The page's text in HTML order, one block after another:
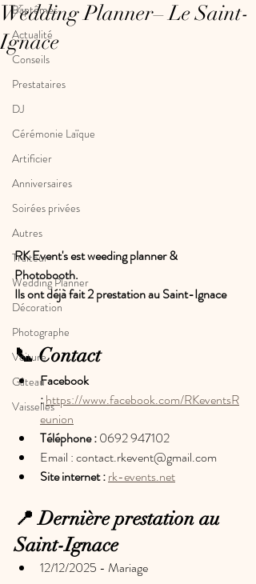
Baptêmes
Actualité
Conseils
Prestataires
DJ
Cérémonie Laïque
Artificier
Anniversaires
Soirées privées
Autres
Traiteur
Wedding Planner
Décoration
Photographe
Voiture
Gâteau
Vaisselles
Wedding Planner– Le Saint-
Ignace
RK Event's est weeding planner &
Photobooth.
Ils ont déjà fait 2 prestation au Saint-Ignace
📞 Contact
Facebook
:https://www.facebook.com/RKeventsR
eunion
Téléphone : ‬0692 947102
Email : contact.rkevent@gmail.com
Site internet : rk-events.net
📍 Dernière prestation au
Saint-Ignace
12/12/2025 - Mariage